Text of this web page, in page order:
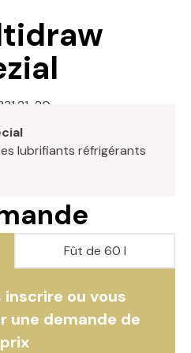
20
lubrifiants réfrigérants
Fût de 60 l
inscrire ou vous
une demande de
prix